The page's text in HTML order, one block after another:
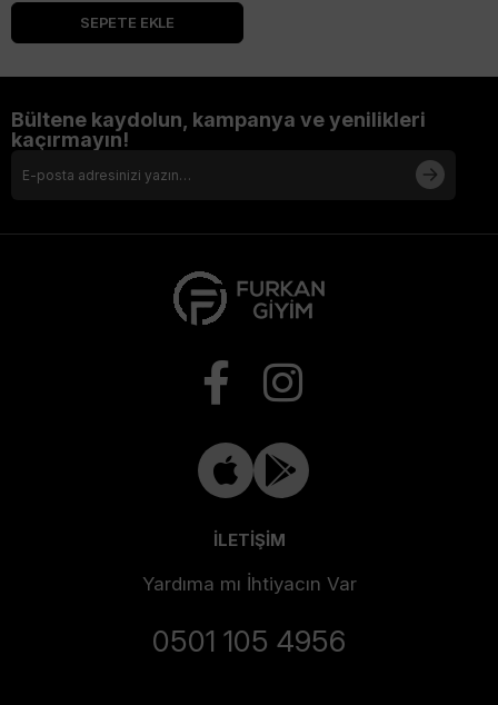
SEPETE EKLE
Bültene kaydolun, kampanya ve yenilikleri
kaçırmayın!
İLETİŞİM
Yardıma mı İhtiyacın Var
0501 105 4956